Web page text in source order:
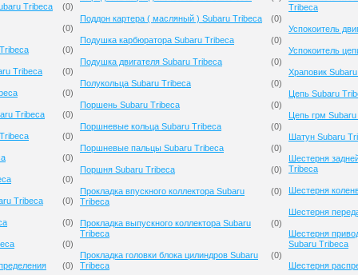
Tribeca (0)
(0)
(0)
Tribeca (0)
(0)
Tribeca (0)
(0)
(0)
(0)
Tribeca (0)
(0)
(0)
(0)
Поддон картера ( масляный ) Subaru Tribeca (0)
Подушка карбюратора Subaru Tribeca (0)
Подушка двигателя Subaru Tribeca (0)
Полукольца Subaru Tribeca (0)
Поршень Subaru Tribeca (0)
Поршневые кольца Subaru Tribeca (0)
Поршневые пальцы Subaru Tribeca (0)
Поршня Subaru Tribeca (0)
Прокладка впускного коллектора Subaru
Tribeca
(0)
Прокладка выпускного коллектора Subaru
Tribeca
(0)
Прокладка головки блока цилиндров Subaru
Tribeca
(0)
Tribeca
Успокоитель
Успокоитель
Храповик
Цепь Subaru
Цепь грм
Шатун Subaru
Шестерня
Tribeca
Шестерня
Шестерня
Шестерня
Subaru Tribeca
Шестерня